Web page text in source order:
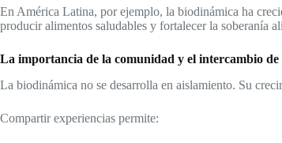
En América Latina, por ejemplo, la biodinámica ha
producir alimentos saludables y fortalecer la soberanía
La importancia de la comunidad y el intercambio de
La biodinámica no se desarrolla en aislamiento. Su
Compartir experiencias permite: